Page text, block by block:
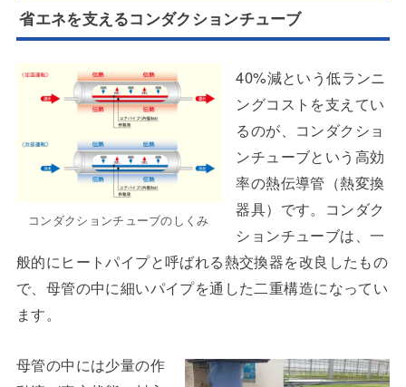
省エネを支えるコンダクションチューブ
コンダクションチューブのしくみ
40%減という低ランニ
ングコストを支えてい
るのが、コンダクショ
ンチューブという高効
率の熱伝導管（熱変換
器具）です。コンダク
ションチューブは、一
般的にヒートパイプと呼ばれる熱交換器を改良したもの
で、母管の中に細いパイプを通した二重構造になってい
ます。
母管の中には少量の作